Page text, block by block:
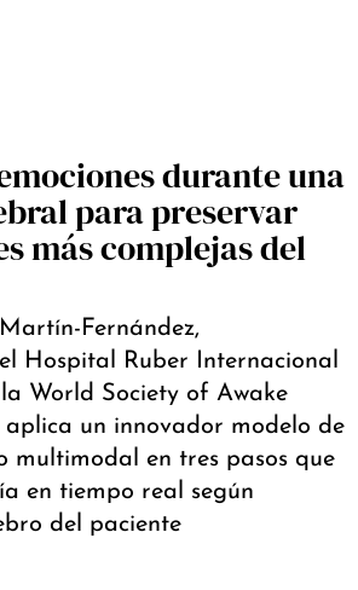
durante una
para preservar
más complejas del
Fernández,
Hospital Ruber Internacional
World Society of Awake
un innovador modelo de
multimodal en tres pasos que
en tiempo real según
del paciente